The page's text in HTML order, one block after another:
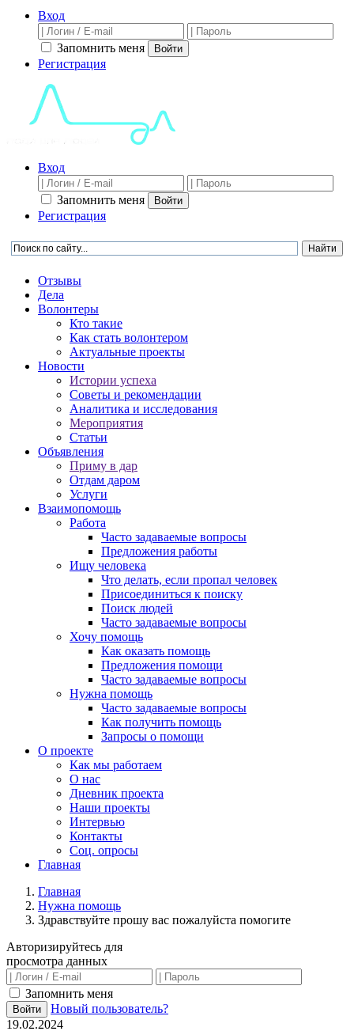
Вход
Запомнить меня Войти
Регистрация
Вход
Запомнить меня Войти
Регистрация
Отзывы
Дела
Волонтеры
Кто такие
Как стать волонтером
Актуальные проекты
Новости
Истории успеха
Советы и рекомендации
Аналитика и исследования
Мероприятия
Статьи
Объявления
Приму в дар
Отдам даром
Услуги
Взаимопомощь
Работа
Часто задаваемые вопросы
Предложения работы
Ищу человека
Что делать, если пропал человек
Присоединиться к поиску
Поиск людей
Часто задаваемые вопросы
Хочу помощь
Как оказать помощь
Предложения помощи
Часто задаваемые вопросы
Нужна помощь
Часто задаваемые вопросы
Как получить помощь
Запросы о помощи
О проекте
Как мы работаем
О нас
Дневник проекта
Наши проекты
Интервью
Контакты
Соц. опросы
Главная
Главная
Нужна помощь
Здравствуйте прошу вас пожалуйста помогите
Авторизируйтесь для
просмотра данных
Запомнить меня
Войти
Новый пользователь?
19.02.2024